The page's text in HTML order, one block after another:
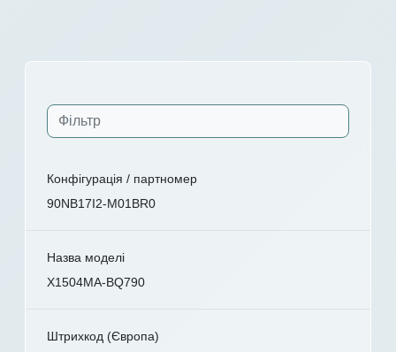
Конфігурація / партномер
90NB17I2-M01BR0
Назва моделі
X1504MA-BQ790
Штрихкод (Європа)